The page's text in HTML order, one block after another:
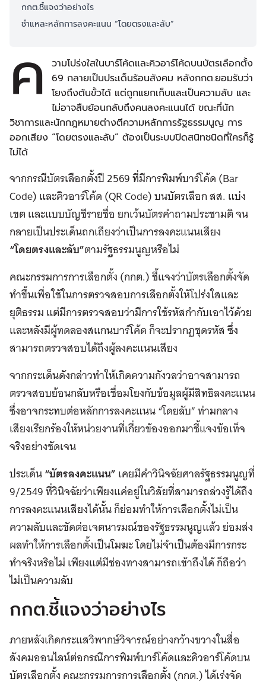
กกต.ชี้แจงว่าอย่างไร
ชำแหละหลักการลงคะแนน “โดยตรงและลับ”
ค
วามโปร่งใสในบาร์โค้ดและคิวอาร์โค้ดบนบัตรเลือกตั้ง
69 กลายเป็นประเด็นร้อนสังคม หลังกกต.ยอมรับว่า
โยงถึงต้นขั้วได้ แต่ถูกแยกเก็บและเป็นความลับ และ
ไม่อาจสืบย้อนกลับถึงคนลงคะแนนได้ ขณะที่นัก
วิชาการและนักกฎหมายต่างตีความหลักการรัฐธรรมนูญ การ
ออกเสียง “โดยตรงและลับ” ต้องเป็นระบบปิดสนิทชนิดที่ใครก็รู้
ไม่ได้
จากกรณีบัตรเลือกตั้งปี 2569 ที่มีการพิมพ์บาร์โค้ด (Bar
Code) และคิวอาร์โค้ด (QR Code) บนบัตรเลือก สส. แบ่ง
เขต และแบบบัญชีรายชื่อ ยกเว้นบัตรคำถามประชามติ จน
กลายเป็นประเด็นถกเถียงว่าเป็นการลงคะแนนเสียง
“โดยตรงและลับ”ตามรัฐธรรมนูญหรือไม่
คณะกรรมการการเลือกตั้ง (กกต.) ชี้แจงว่าบัตรเลือกตั้งจัด
ทำขึ้นเพื่อใช้ในการตรวจสอบการเลือกตั้งให้โปร่งใสและ
ยุติธรรม แต่มีการตรวจสอบว่ามีการใช้รหัสกำกับเอาไว้ด้วย
และหลังมีผู้ทดลองสแกนบาร์โค้ด ก็จะปรากฏชุดรหัส ซึ่ง
สามารถตรวจสอบได้ถึงผู้ลงคะแนนเสียง
จากกระเด็นดังกล่าวทำให้เกิดความกังวลว่าอาจสามารถ
ตรวจสอบย้อนกลับหรือเชื่อมโยงกับข้อมูลผู้มีสิทธิลงคะแนน
ซึ่งอาจกระทบต่อหลักการลงคะแนน “โดยลับ” ท่ามกลาง
เสียงเรียกร้องให้หน่วยงานที่เกี่ยวข้องออกมาชี้แจงข้อเท็จ
จริงอย่างชัดเจน
ประเด็น“บัตรลงคะแนน”เคยมีคำวินิจฉัยศาลรัฐธรรมนูญที่
9/2549 ที่วินิจฉัยว่าเพียงแค่อยู่ในวิสัยที่สามารถล่วงรู้ได้ถึง
การลงคะแนนเสียงได้นั้น ก็ย่อมทำให้การเลือกตั้งไม่เป็น
ความลับและขัดต่อเจตนารมณ์ของรัฐธรรมนูญแล้ว ย่อมส่ง
ผลทำให้การเลือกตั้งเป็นโมฆะ โดยไม่จำเป็นต้องมีการกระ
ทำจริงหริอไม่ เพียงแต่มีช่องทางสามารถเข้าถึงได้ ก็ถือว่า
ไม่เป็นความลับ
กกต.ชี้แจงว่าอย่างไร
ภายหลังเกิดกระแสวิพากษ์วิจารณ์อย่างกว้างขวางในสื่อ
สังคมออนไลน์ต่อกรณีการพิมพ์บาร์โค้ดและคิวอาร์โค้ดบน
บัตรเลือกตั้ง คณะกรรมการการเลือกตั้ง (กกต.) ได้เร่งจัด